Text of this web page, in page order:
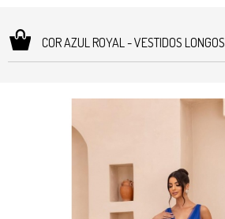
COR AZUL ROYAL - VESTIDOS LONGOS